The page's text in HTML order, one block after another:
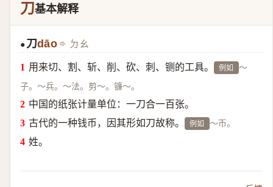
刀基本解释
● 刀dāo ㄉㄠ
用来切、割、斩、削、砍、刺、铡的工具。 例如 ～
子。～兵。～法。剪～。镰～。
中国的纸张计量单位：一刀合一百张。
古代的一种钱币，因其形如刀故称。
例如 ～币。
姓。